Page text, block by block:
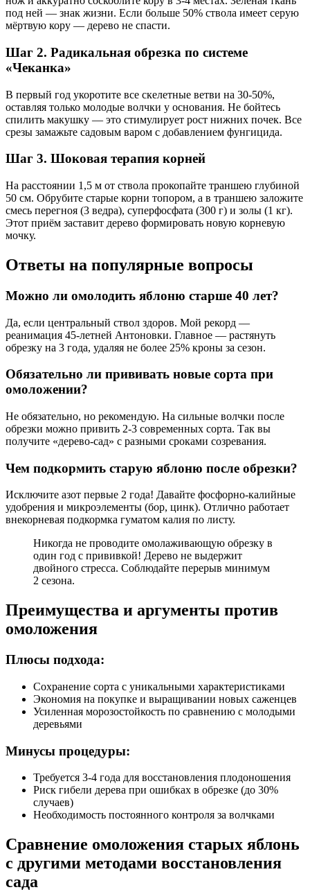
под ней — знак жизни. Если больше 50% ствола имеет серую
мёртвую кору — дерево не спасти.
Шаг 2. Радикальная обрезка по системе
«Чеканка»
В первый год укоротите все скелетные ветви на 30-50%,
оставляя только молодые волчки у основания. Не бойтесь
спилить макушку — это стимулирует рост нижних почек. Все
срезы замажьте садовым варом с добавлением фунгицида.
Шаг 3. Шоковая терапия корней
На расстоянии 1,5 м от ствола прокопайте траншею глубиной
50 см. Обрубите старые корни топором, а в траншею заложите
смесь перегноя (3 ведра), суперфосфата (300 г) и золы (1 кг).
Этот приём заставит дерево формировать новую корневую
мочку.
Ответы на популярные вопросы
Можно ли омолодить яблоню старше 40 лет?
Да, если центральный ствол здоров. Мой рекорд —
реанимация 45-летней Антоновки. Главное — растянуть
обрезку на 3 года, удаляя не более 25% кроны за сезон.
Обязательно ли прививать новые сорта при
омоложении?
Не обязательно, но рекомендую. На сильные волчки после
обрезки можно привить 2-3 современных сорта. Так вы
получите «дерево-сад» с разными сроками созревания.
Чем подкормить старую яблоню после обрезки?
Исключите азот первые 2 года! Давайте фосфорно-калийные
удобрения и микроэлементы (бор, цинк). Отлично работает
внекорневая подкормка гуматом калия по листу.
Никогда не проводите омолаживающую обрезку в
один год с прививкой! Дерево не выдержит
двойного стресса. Соблюдайте перерыв минимум
2 сезона.
Преимущества и аргументы против
омоложения
Плюсы подхода:
Сохранение сорта с уникальными характеристиками
Экономия на покупке и выращивании новых саженцев
Усиленная морозостойкость по сравнению с молодыми
деревьями
Минусы процедуры:
Требуется 3-4 года для восстановления плодоношения
Риск гибели дерева при ошибках в обрезке (до 30%
случаев)
Необходимость постоянного контроля за волчками
Сравнение омоложения старых яблонь
с другими методами восстановления
сада